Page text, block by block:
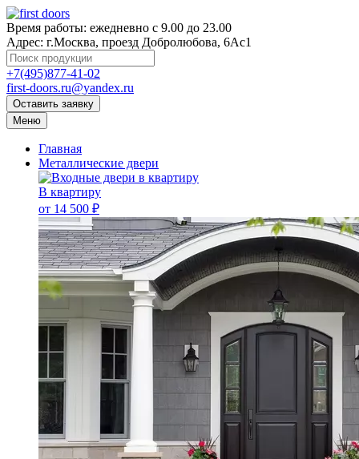
Время работы: ежедневно с 9.00 до 23.00
Адрес: г.Москва, проезд Добролюбова, 6Ас1
+7(495)877-41-02
first-doors.ru@yandex.ru
Оставить заявку
Меню
Главная
Металлические двери
В квартиру
от 14 500 ₽